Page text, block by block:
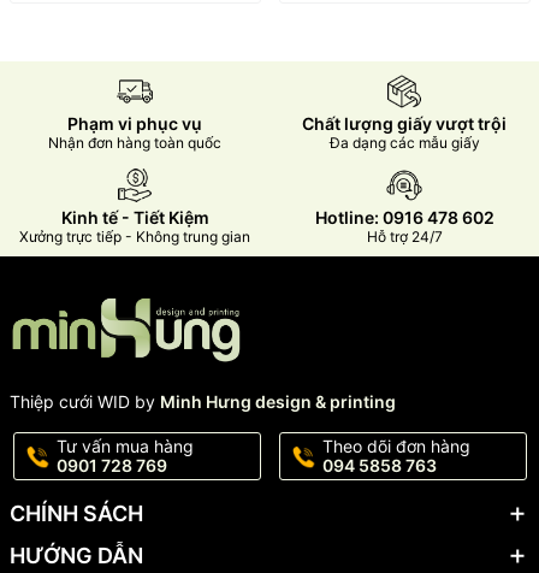
Phạm vi phục vụ
Nhận đơn hàng toàn quốc
Chất lượng giấy vượt trội
Đa dạng các mẫu giấy
Kinh tế - Tiết Kiệm
Xưởng trực tiếp - Không trung gian
Hotline: 0916 478 602
Hỗ trợ 24/7
Thiệp cưới WID by Minh Hưng design & printing
Tư vấn mua hàng
0901 728 769
Theo dõi đơn hàng
094 5858 763
CHÍNH SÁCH
HƯỚNG DẪN